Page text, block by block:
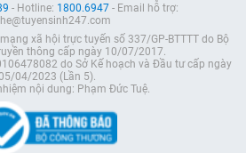
- Hotline: 1800.6947- Email hỗ trợ:
xã hội trực tuyến số 337/GP-BTTTT do Bộ
thông cấp ngày 10/07/2017.
do Sở Kế hoạch và Đầu tư cấp ngày
04/2023 (Lần 5).
nội dung: Phạm Đức Tuệ.